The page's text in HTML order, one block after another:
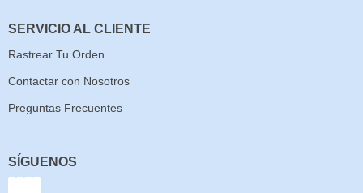
SERVICIO AL CLIENTE
Rastrear Tu Orden
Contactar con Nosotros
Preguntas Frecuentes
SÍGUENOS